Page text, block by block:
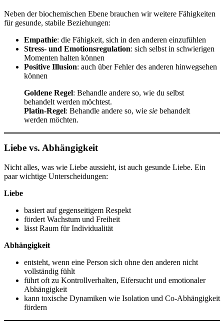
Neben der biochemischen Ebene brauchen wir weitere Fähigkeiten
für gesunde, stabile Beziehungen:
Empathie: die Fähigkeit, sich in den anderen einzufühlen
Stress- und Emotionsregulation: sich selbst in schwierigen
Momenten halten können
Positive Illusion: auch über Fehler des anderen hinwegsehen
können
Goldene Regel: Behandle andere so, wie du selbst
behandelt werden möchtest.
Platin-Regel: Behandle andere so, wie sie behandelt
werden möchten.
Liebe vs. Abhängigkeit
Nicht alles, was wie Liebe aussieht, ist auch gesunde Liebe. Ein
paar wichtige Unterscheidungen:
Liebe
basiert auf gegenseitigem Respekt
fördert Wachstum und Freiheit
lässt Raum für Individualität
Abhängigkeit
entsteht, wenn eine Person sich ohne den anderen nicht
vollständig fühlt
führt oft zu Kontrollverhalten, Eifersucht und emotionaler
Abhängigkeit
kann toxische Dynamiken wie Isolation und Co-Abhängigkeit
fördern